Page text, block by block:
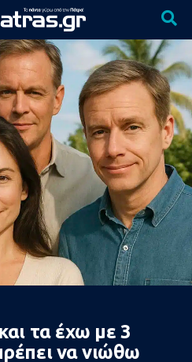
τα έχω με 3
να νιώθω